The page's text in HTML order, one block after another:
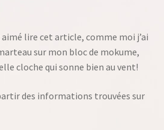
aimé lire cet article, comme moi j’ai
sur mon bloc de mokume,
cloche qui sonne bien au vent!
des informations trouvées sur